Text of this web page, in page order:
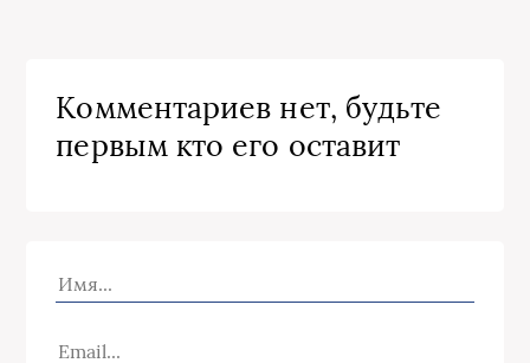
Комментариев нет, будьте
первым кто его оставит